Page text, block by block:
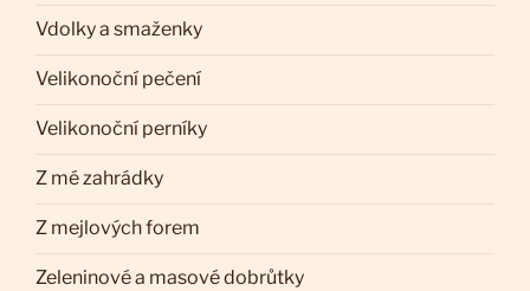
Vdolky a smaženky
Velikonoční pečení
Velikonoční perníky
Z mé zahrádky
Z mejlových forem
Zeleninové a masové dobrůtky